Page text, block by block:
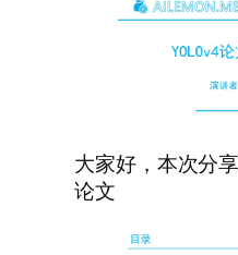
大家好，本次分
论文